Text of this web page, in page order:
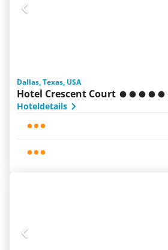
Dallas, Texas, USA
Hotel Crescent Court
Hoteldetails